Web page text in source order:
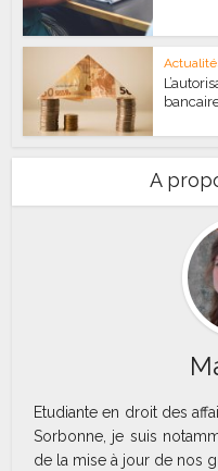
A
Etudiante en droit des
Sorbonne, je suis
de la mise à jour de nos